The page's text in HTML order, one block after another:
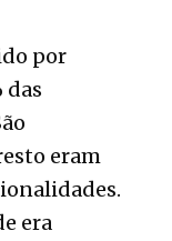
por
das
eram
era